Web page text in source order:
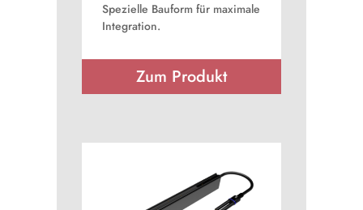
Spezielle Bauform für maximale
Integration.
Zum Produkt